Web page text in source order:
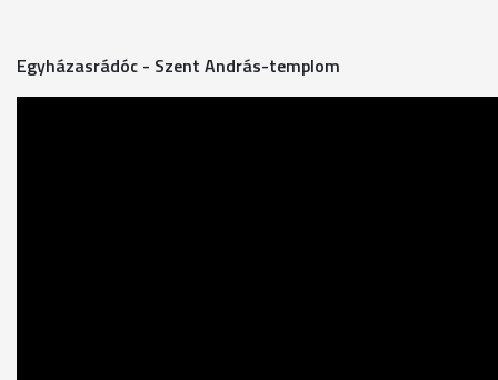
Egyházasrádóc - Szent András-templom